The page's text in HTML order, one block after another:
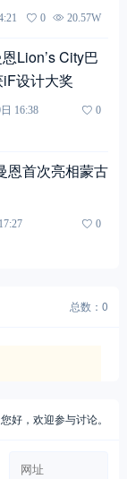
0 20.57W
Lion’s City巴
设计大奖
16:38
0
首次亮相蒙古
0
总数：0
您好，欢迎参与讨论。